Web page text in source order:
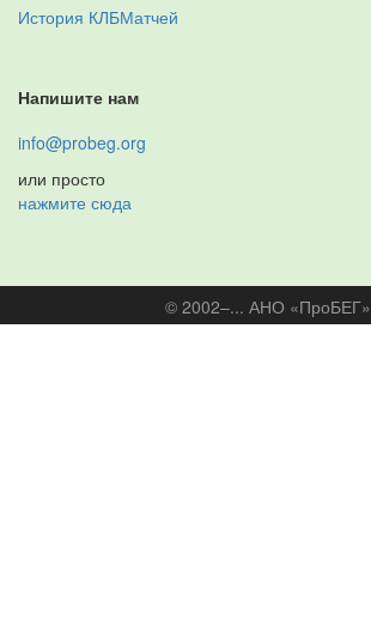
История КЛБМатчей
Напишите нам
info@probeg.org
или просто
нажмите сюда
© 2002–... АНО «ПроБЕГ»